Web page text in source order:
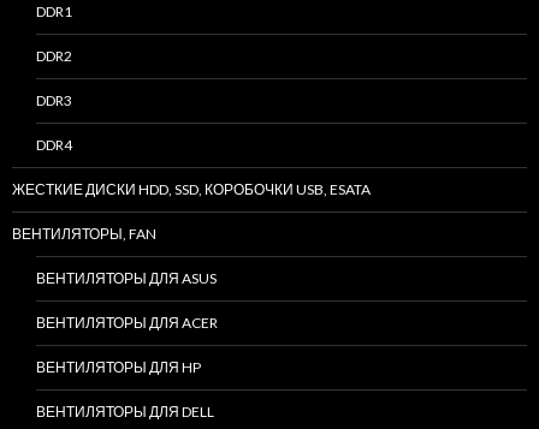
DDR1
DDR2
DDR3
DDR4
ЖЕСТКИЕ ДИСКИ HDD, SSD, КОРОБОЧКИ USB, ESATA
ВЕНТИЛЯТОРЫ, FAN
ВЕНТИЛЯТОРЫ ДЛЯ ASUS
ВЕНТИЛЯТОРЫ ДЛЯ ACER
ВЕНТИЛЯТОРЫ ДЛЯ HP
ВЕНТИЛЯТОРЫ ДЛЯ DELL